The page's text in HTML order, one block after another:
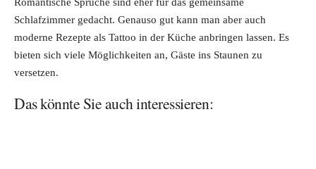
Schlafzimmer gedacht. Genauso gut kann man aber auch
moderne Rezepte als Tattoo in der Küche anbringen lassen. Es
bieten sich viele Möglichkeiten an, Gäste ins Staunen zu
versetzen.
Das könnte Sie auch interessieren: